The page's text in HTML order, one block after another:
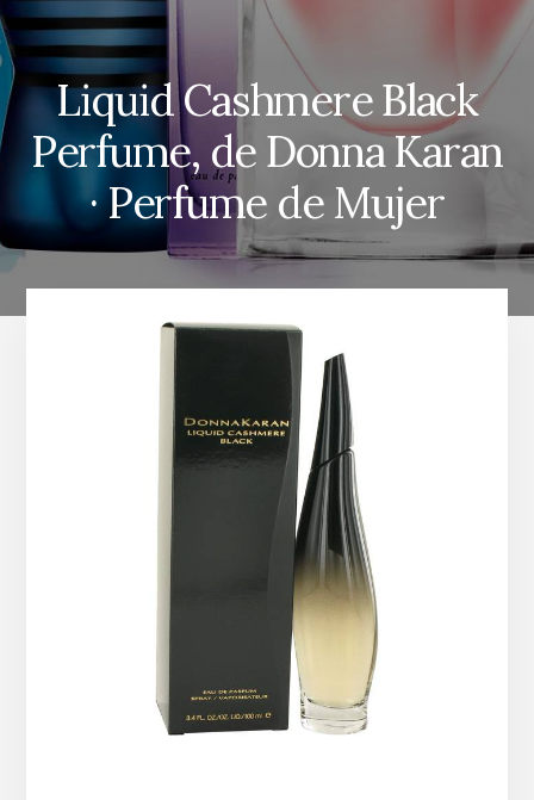
Liquid Cashmere Black
Perfume, de Donna Karan
· Perfume de Mujer